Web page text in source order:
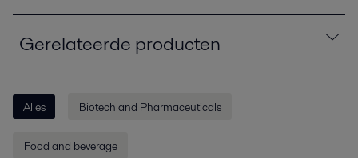
Gerelateerde producten
Alles Biotech and Pharmaceuticals
Food and beverage